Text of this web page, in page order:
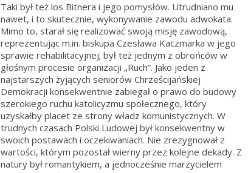
Taki był też los Bitnera i jego pomysłów. Utrudniano mu
nawet, i to skutecznie, wykonywanie zawodu adwokata.
Mimo to, starał się realizować swoją misję zawodową,
reprezentując m.in. biskupa Czesława Kaczmarka w jego
sprawie rehabilitacyjnej; był też jednym z obrońców w
głośnym procesie organizacji „Ruch”. Jako jeden z
najstarszych żyjących seniorów Chrześcijańskiej
Demokracji konsekwentnie zabiegał o prawo do budowy
szerokiego ruchu katolicyzmu społecznego, który
uzyskałby placet ze strony władz komunistycznych. W
trudnych czasach Polski Ludowej był konsekwentny w
swoich postawach i oczekiwaniach. Nie zrezygnował z
wartości, którym pozostał wierny przez kolejne dekady. Z
natury był romantykiem, a jednocześnie marzycielem